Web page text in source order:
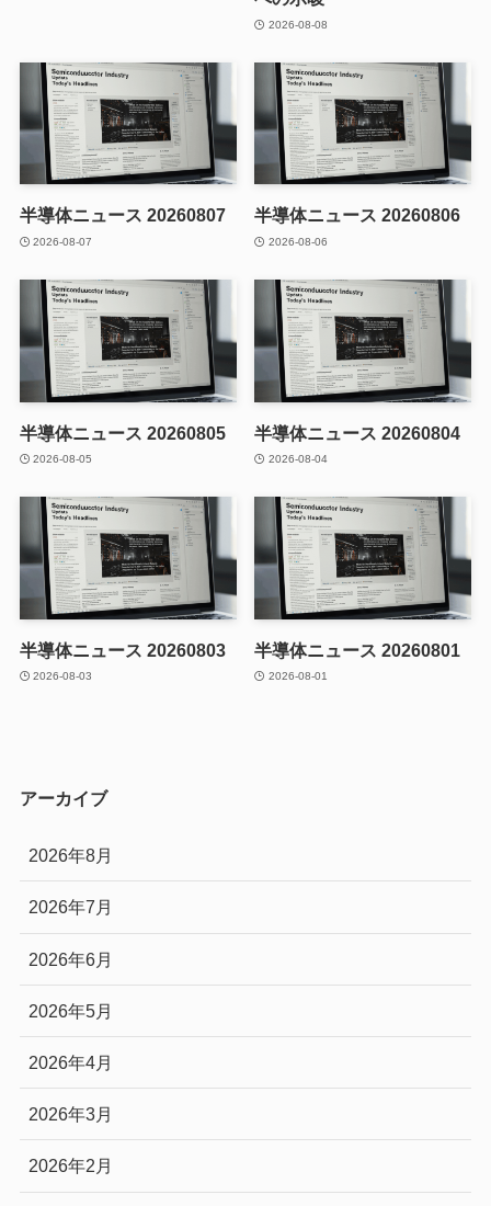
2026-08-08
半導体ニュース 20260807
2026-08-07
半導体ニュース 20260806
2026-08-06
半導体ニュース 20260805
2026-08-05
半導体ニュース 20260804
2026-08-04
半導体ニュース 20260803
2026-08-03
半導体ニュース 20260801
2026-08-01
アーカイブ
2026年8月
2026年7月
2026年6月
2026年5月
2026年4月
2026年3月
2026年2月